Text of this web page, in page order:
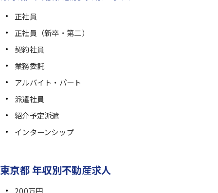
正社員
正社員（新卒・第二）
契約社員
業務委託
アルバイト・パート
派遣社員
紹介予定派遣
インターンシップ
東京都 年収別不動産求人
200万円